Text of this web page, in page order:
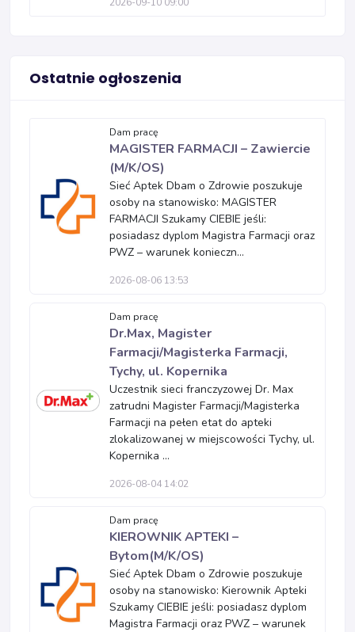
Ostatnie ogłoszenia
Dam pracę
MAGISTER FARMACJI – Zawiercie
(M/K/OS)
Sieć Aptek Dbam o Zdrowie poszukuje
osoby na stanowisko: MAGISTER
FARMACJI Szukamy CIEBIE jeśli:
posiadasz dyplom Magistra Farmacji oraz
PWZ – warunek konieczn...
2026-08-06 13:53
Dam pracę
Dr.Max, Magister
Farmacji/Magisterka Farmacji,
Tychy, ul. Kopernika
Uczestnik sieci franczyzowej Dr. Max
zatrudni Magister Farmacji/Magisterka
Farmacji na pełen etat do apteki
zlokalizowanej w miejscowości Tychy, ul.
Kopernika ...
2026-08-04 14:02
Dam pracę
KIEROWNIK APTEKI –
Bytom(M/K/OS)
Sieć Aptek Dbam o Zdrowie poszukuje
osoby na stanowisko: Kierownik Apteki
Szukamy CIEBIE jeśli: posiadasz dyplom
Magistra Farmacji oraz PWZ – warunek